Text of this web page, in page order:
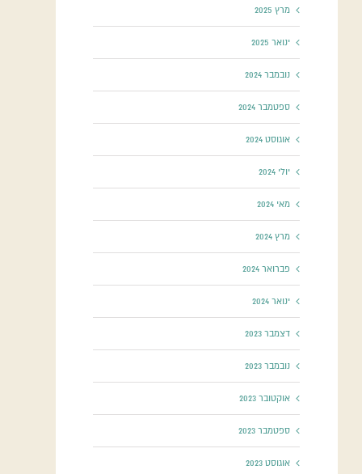
מרץ 2025
ינואר 2025
נובמבר 2024
ספטמבר 2024
אוגוסט 2024
יולי 2024
מאי 2024
מרץ 2024
פברואר 2024
ינואר 2024
דצמבר 2023
נובמבר 2023
אוקטובר 2023
ספטמבר 2023
אוגוסט 2023